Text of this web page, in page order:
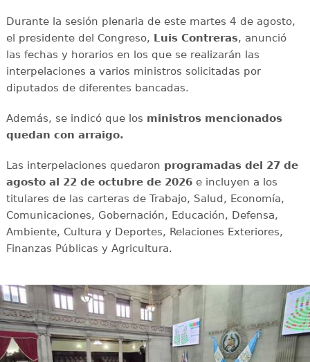
Durante la sesión plenaria de este martes 4 de agosto,
el presidente del Congreso, Luis Contreras, anunció
las fechas y horarios en los que se realizarán las
interpelaciones a varios ministros solicitadas por
diputados de diferentes bancadas.
Además, se indicó que los ministros mencionados
quedan con arraigo.
Las interpelaciones quedaron programadas del 27 de
agosto al 22 de octubre de 2026e incluyen a los
titulares de las carteras de Trabajo, Salud, Economía,
Comunicaciones, Gobernación, Educación, Defensa,
Ambiente, Cultura y Deportes, Relaciones Exteriores,
Finanzas Públicas y Agricultura.